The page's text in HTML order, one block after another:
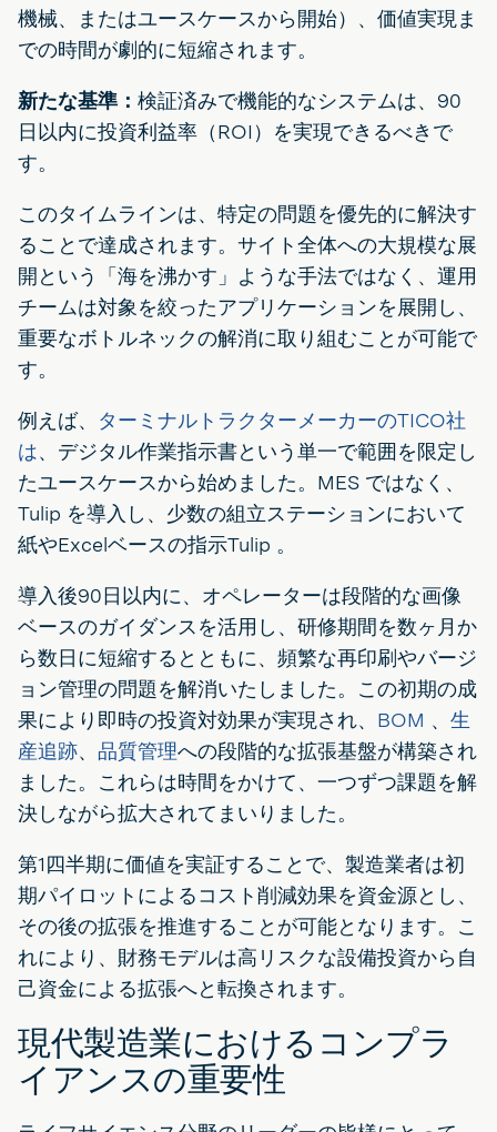
機械、またはユースケースから開始）、価値実現ま
での時間が劇的に短縮されます。
新たな基準： 検証済みで機能的なシステムは、90
日以内に投資利益率（ROI）を実現できるべきで
す。
このタイムラインは、特定の問題を優先的に解決す
ることで達成されます。サイト全体への大規模な展
開という「海を沸かす」ような手法ではなく、運用
チームは対象を絞ったアプリケーションを展開し、
重要なボトルネックの解消に取り組むことが可能で
す。
例えば、 ターミナルトラクターメーカーのTICO社
は、デジタル作業指示書という単一で範囲を限定し
たユースケースから始めました。MES ではなく、
Tulip を導入し、少数の組立ステーションにおいて
紙やExcelベースの指示Tulip 。
導入後90日以内に、オペレーターは段階的な画像
ベースのガイダンスを活用し、研修期間を数ヶ月か
ら数日に短縮するとともに、頻繁な再印刷やバージ
ョン管理の問題を解消いたしました。この初期の成
果により即時の投資対効果が実現され、 BOM 、 生
産追跡、 品質管理への段階的な拡張基盤が構築され
ました。これらは時間をかけて、一つずつ課題を解
決しながら拡大されてまいりました。
第1四半期に価値を実証することで、製造業者は初
期パイロットによるコスト削減効果を資金源とし、
その後の拡張を推進することが可能となります。こ
れにより、財務モデルは高リスクな設備投資から自
己資金による拡張へと転換されます。
現代製造業におけるコンプラ
イアンスの重要性